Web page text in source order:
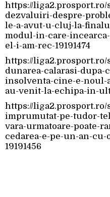
https://
dezvaluiri-despre-
le-a-avut-u-cluj-la-
modul-in-care-
el-i-am-rec-19191474
https://liga2.prosport.ro/
dunarea-calarasi-
insolventa-cine-e-
au-venit-la-echipa-in-
https://liga2.prosport.ro/
imprumutat-pe-tudor-
vara-urmatoare-poate-
cedarea-e-pe-un-an-
19191456